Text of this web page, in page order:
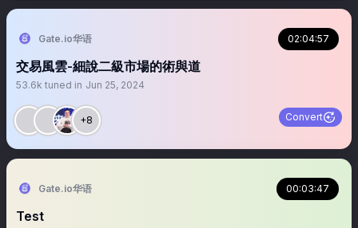
Gate.io华语 02:04:57
交易風雲-細說二級市場的術與道
53.6k tuned in Jun 25, 2024
+8 Convert
Gate.io华语 00:03:47
Test